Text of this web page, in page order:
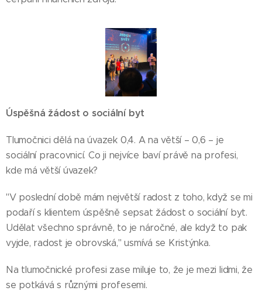
Úspěšná žádost o sociální byt
Tlumočnici dělá na úvazek 0,4. A na větší – 0,6 – je
sociální pracovnicí. Co ji nejvíce baví právě na profesi,
kde má větší úvazek?
"V poslední době mám největší radost z toho, když se mi
podaří s klientem úspěšně sepsat žádost o sociální byt.
Udělat všechno správně, to je náročné, ale když to pak
vyjde, radost je obrovská," usmívá se Kristýnka.
Na tlumočnické profesi zase miluje to, že je mezi lidmi, že
se potkává s různými profesemi.